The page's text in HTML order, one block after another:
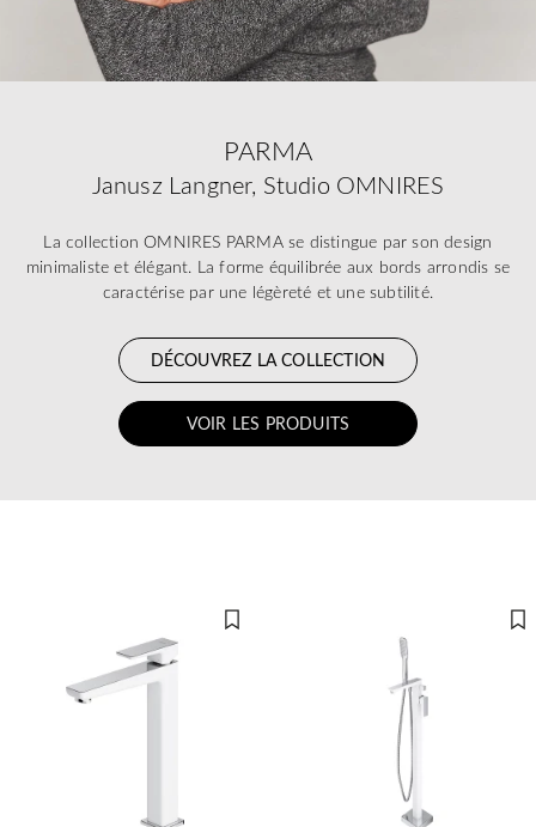
PARMA
Janusz Langner, Studio OMNIRES
La collection OMNIRES PARMA se distingue par son design
minimaliste et élégant. La forme équilibrée aux bords arrondis se
caractérise par une légèreté et une subtilité.
DÉCOUVREZ LA COLLECTION
VOIR LES PRODUITS